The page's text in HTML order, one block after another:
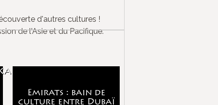
d'autres cultures !
de l'Asie et du Pacifique.
Emirats : bain de
culture entre Dubaï